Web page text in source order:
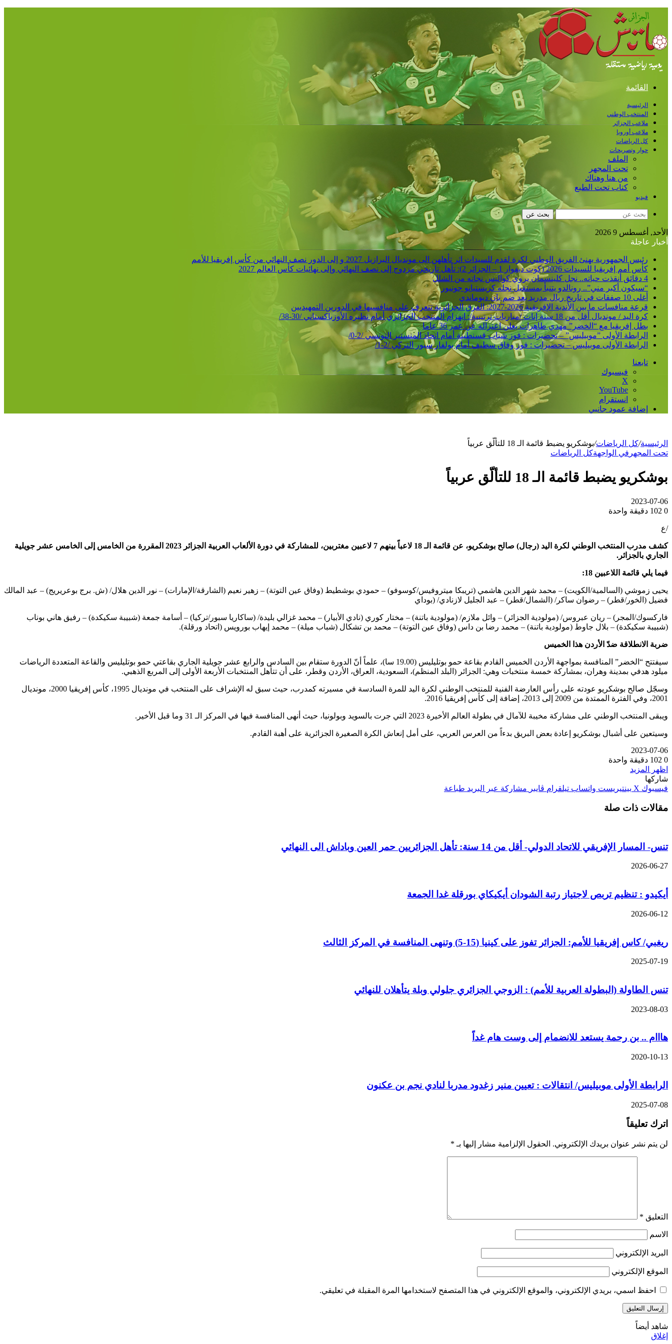
القائمة
الرئيسية
المنتخب الوطني
ملاعب الجزائر
ملاعب أوروبا
كل الرياضات
حوار وتصريحات
الملف
تحت المجهر
من هنا وهناك
كتاب تحت الطبع
فيديو
بحث عن
الأحد, أغسطس 9 2026
أخبار عاجلة
رئيس الجمهورية يهنئ الفريق الوطني لكرة لقدم للسيدات اثر تأهلهن الى مونديال البرازيل 2027 و إلى الدور نصف النهائي من كأس إفريقيا للأمم
كأس أمم إفريقيا للسيدات 2026 (كوت ديفوار 1 – الجزائر 2): تأهل تاريخي مزدوج إلى نصف النهائي وإلى نهائيات كأس العالم 2027
4 دقائق أنقذت حياته.. نجل كلينسمان يروي كواليس نجاته من الشلل
“سيكون أكبر مني”.. رونالدو يتنبأ بمستقبل نجله كريستيانو جونيور
أغلى 10 صفقات في تاريخ ريال مدريد بعد ضم يان ديوماندي
قرعة منافسات ما بين الأندية الإفريقية 2026-2027: الفرق الجزائرية تتعرف على منافسيها في الدورين التمهيديين
كرة اليد / مونديال أقل من 18 سنة إناث /مباريات ترتيبية/: انهزام المنتخب الجزائري أمام نظيره الأوزباكستاني /30-38/
بطل إفريقيا مع “الخضر” مهدي طاهرات يعلن اعتزاله عن عمر 36 عاما
الرابطة الأولى ”موبيليس” – تحضيرات : فوز شباب قسنطينة أمام اتحاد المنستير التونسي /2-0/
الرابطة الأولى موبيليس – تحضيرات : فوز وفاق سطيف أمام بولفار سبور التركي /2-1/
تابعنا
فيسبوك
‫X
‫YouTube
انستقرام
إضافة عمود جانبي
الرئيسية/كل الرياضات/بوشكريو يضبط قائمة الـ 18 للتألّق عربياً
تحت المجهر في الواجهةكل الرياضات
بوشكريو يضبط قائمة الـ 18 للتألّق عربياً
2023-07-06
0
دقيقة واحدة
/ع
كشف مدرب المنتخب الوطني لكرة اليد (رجال) صالح بوشكريو، عن قائمة الـ 18 لاعباً بينهم 7 لاعبين مغتربين، للمشاركة في دورة الألعاب العربية الجزائر 2023 المقررة من الخامس إلى الخامس عشر جويلية
الجاري بالجزائر.
فيما يلي قائمة اللاعبين 18:
يحيى زموشي (السالمية/الكويت) – محمد شهر الدين هاشمي (تريبكا ميتروفيس/كوسوفو) – حمودي بوشطيط (وفاق عين التوتة) – زهير نعيم (الشارقة/الإمارات) – نور الدين هلال/ (ش. برج بوعريريج) – عبد المالك
فضيل (الخور/قطر) – رضوان ساكر/ (الشمال/قطر) – عبد الجليل لازنادي/ (بوداي
فاركسوك/المجر) – ريان عبروس/ (مولودية الجزائر) – وائل ملازم/ (مولودية باتنة) – مختار كوري (نادي الأبيار) – محمد غزالي بليدة/ (ساكاريا سبور/تركيا) – أسامة جمعة (شبيبة سكيكدة) – رفيق هاني بوناب
(شبيبة سكيكدة) – بلال جاوط (مولودية باتنة) – محمد رضا بن داس (وفاق عين التوتة) – محمد بن تشكال (شباب ميلة) – محمد إيهاب بورويس (اتحاد ورقلة).
ضربة الانطلاقة ضدّ الأردن هذا الخميس
سيفتتح “الخضر” المنافسة بمواجهة الأردن الخميس القادم بقاعة حمو بوتليليس (19.00 سا)، علماً أنّ الدورة ستقام بين السادس والرابع عشر جويلية الجاري بقاعتي حمو بوتليليس والقاعة المتعددة الرياضات
ميلود هدفي بمدينة وهران، بمشاركة خمسة منتخبات وهي: الجزائر (البلد المنظم)، السعودية، العراق، الأردن وقطر، على أن تتأهل المنتخبات الأربعة الأولى إلى المربع الذهبي.
وسجّل صالح بوشكريو عودته على رأس العارضة الفنية للمنتخب الوطني لكرة اليد للمرة السادسة في مسيرته كمدرب، حيث سبق له الإشراف على المنتخب في مونديال 1995، كأس إفريقيا 2000، مونديال
2001، وفي الفترة الممتدة من 2009 إلى 2013، إضافة إلى كأس إفريقيا 2016.
ويبقى المنتخب الوطني على مشاركة مخيبة للآمال في بطولة العالم الأخيرة 2023 التي جرت بالسويد وبولونيا، حيث أنهى المنافسة فيها في المركز الـ 31 وما قبل الأخير.
وسيتعين على أشبال بوشكريو إعادة بعض البريق بدءاً من العرس العربي، على أمل إنعاش الكرة الصغيرة الجزائرية على أهبة القادم.
2023-07-06
0
دقيقة واحدة
اظهر المزيد
شاركها
فيسبوك ‫X بينتيريست واتساب تيلقرام ڤايبر مشاركة عبر البريد طباعة
مقالات ذات صلة
تنس- المسار الإفريقي للاتحاد الدولي- أقل من 14 سنة: تأهل الجزائريين حمر العين وباداش الى النهائي
2026-06-27
أيكيدو : تنظيم تربص لاجتياز رتبة الشودان أيكيكاي بورقلة غدا الجمعة
2026-06-12
ريغبي/ كاس إفريقيا للأمم: الجزائر تفوز على كينيا (15-5) وتنهى المنافسة في المركز الثالث
2025-07-19
تنس الطاولة (البطولة العربية للأمم) : الزوجي الجزائري جلولي وبلة يتأهلان للنهائي
2023-08-03
هااام .. بن رحمة يستعد للانضمام إلى وست هام غداً
2020-10-13
الرابطة الأولى موبيليس/ انتقالات : تعيين منير زغدود مدربا لنادي نجم بن عكنون
2025-07-08
اترك تعليقاً
لن يتم نشر عنوان بريدك الإلكتروني. الحقول الإلزامية مشار إليها بـ *
التعليق *
الاسم
البريد الإلكتروني
الموقع الإلكتروني
احفظ اسمي، بريدي الإلكتروني، والموقع الإلكتروني في هذا المتصفح لاستخدامها المرة المقبلة في تعليقي.
شاهد أيضاً
إغلاق